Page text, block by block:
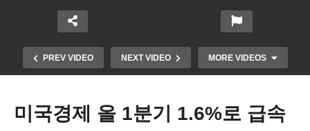
PREV VIDEO NEXT VIDEO MORE VIDEOS
미국경제 올 1분기 1.6%로 급속